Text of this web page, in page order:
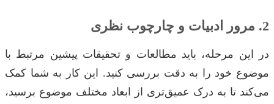
2. مرور ادبیات و چارچوب نظری
در این مرحله، باید مطالعات و تحقیقات پیشین مرتبط با
موضوع خود را به دقت بررسی کنید. این کار به شما کمک
می‌کند تا به درک عمیق‌تری از ابعاد مختلف موضوع برسید،